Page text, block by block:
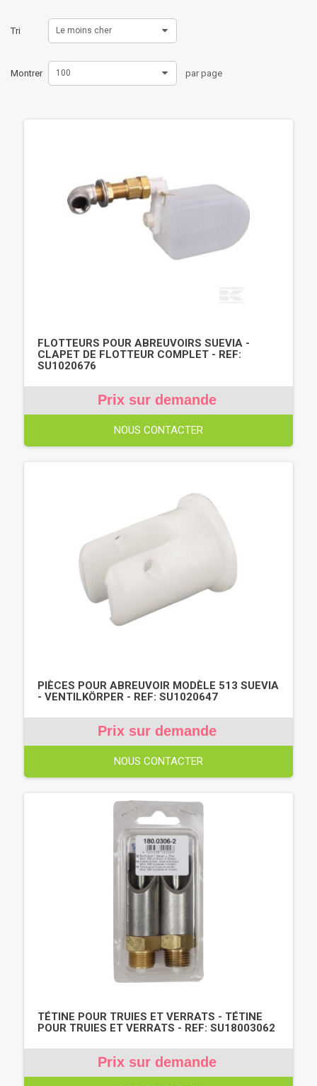
Tri Le moins cher
Montrer 100 par page
FLOTTEURS POUR ABREUVOIRS SUEVIA -
CLAPET DE FLOTTEUR COMPLET - REF:
SU1020676
Prix sur demande
NOUS CONTACTER
PIÈCES POUR ABREUVOIR MODÈLE 513 SUEVIA
- VENTILKÖRPER - REF: SU1020647
Prix sur demande
NOUS CONTACTER
TÉTINE POUR TRUIES ET VERRATS - TÉTINE
POUR TRUIES ET VERRATS - REF: SU18003062
Prix sur demande